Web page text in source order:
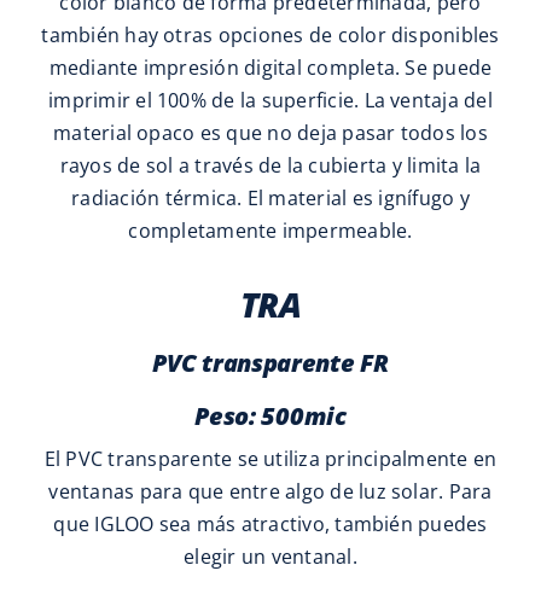
también hay otras opciones de color disponibles
mediante impresión digital completa. Se puede
imprimir el 100% de la superficie. La ventaja del
material opaco es que no deja pasar todos los
rayos de sol a través de la cubierta y limita la
radiación térmica. El material es ignífugo y
completamente impermeable.
TRA
PVC transparente FR
Peso: 500mic
El PVC transparente se utiliza principalmente en
ventanas para que entre algo de luz solar. Para
que IGLOO sea más atractivo, también puedes
elegir un ventanal.